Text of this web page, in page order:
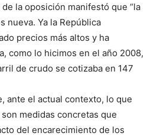
la oposición manifestó que “la
nueva. Ya la República
precios más altos y ha
como lo hicimos en el año 2008,
de crudo se cotizaba en 147
ante el actual contexto, lo que
medidas concretas que
del encarecimiento de los